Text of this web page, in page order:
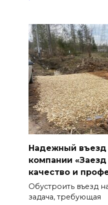
Надежный въезд
компании «Заезд
качество и
Обустроить въезд
задача, требующая